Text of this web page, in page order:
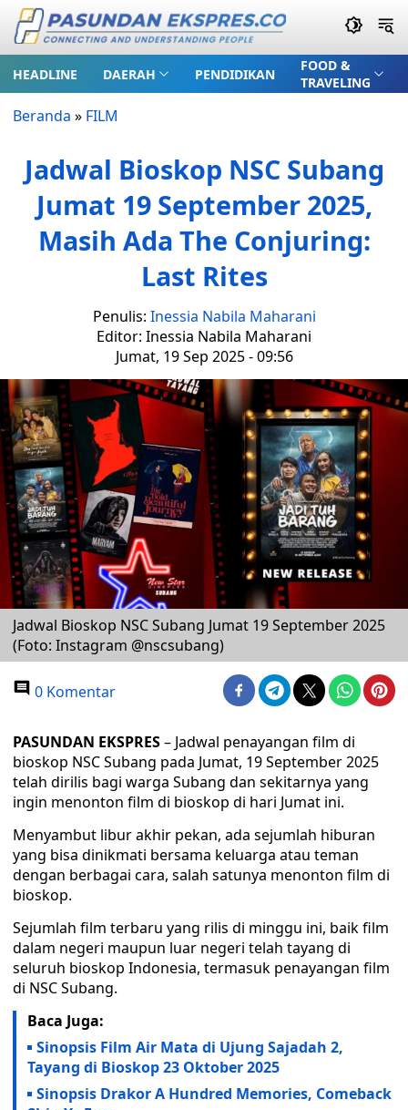
HEADLINE DAERAH PENDIDIKAN
FOOD &
TRAVELING
Beranda » FILM
Jadwal Bioskop NSC Subang
Jumat 19 September 2025,
Masih Ada The Conjuring:
Last Rites
Penulis: Inessia Nabila Maharani
Editor: Inessia Nabila Maharani
Jumat, 19 Sep 2025 - 09:56
Jadwal Bioskop NSC Subang Jumat 19 September 2025
(Foto: Instagram @nscsubang)
0 Komentar
PASUNDAN EKSPRES– Jadwal penayangan film di
bioskop NSC Subang pada Jumat, 19 September 2025
telah dirilis bagi warga Subang dan sekitarnya yang
ingin menonton film di bioskop di hari Jumat ini.
Menyambut libur akhir pekan, ada sejumlah hiburan
yang bisa dinikmati bersama keluarga atau teman
dengan berbagai cara, salah satunya menonton film di
bioskop.
Sejumlah film terbaru yang rilis di minggu ini, baik film
dalam negeri maupun luar negeri telah tayang di
seluruh bioskop Indonesia, termasuk penayangan film
di NSC Subang.
Baca Juga:
Sinopsis Film Air Mata di Ujung Sajadah 2,
Tayang di Bioskop 23 Oktober 2025
Sinopsis Drakor A Hundred Memories, Comeback